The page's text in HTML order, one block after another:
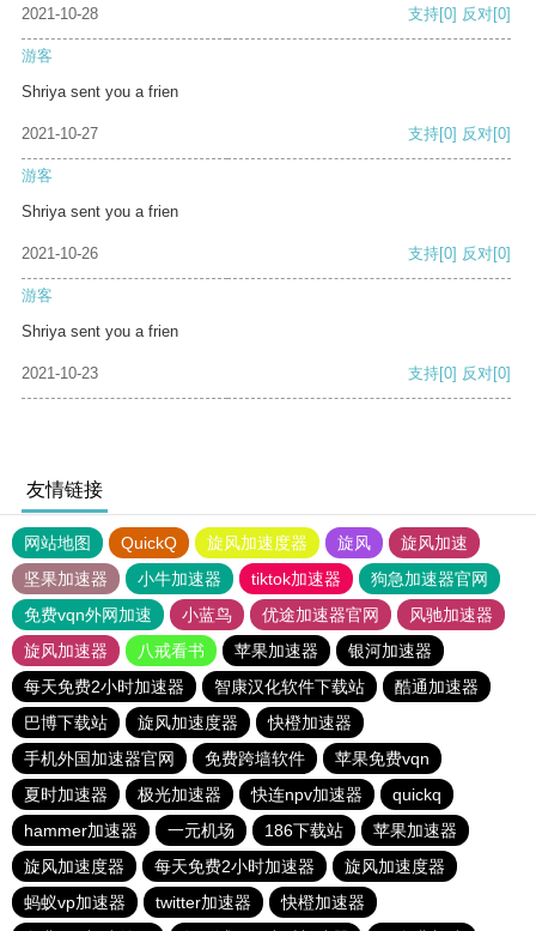
2021-10-28 支持[0] 反对[0]
游客
Shriya sent you a frien
2021-10-27 支持[0] 反对[0]
游客
Shriya sent you a frien
2021-10-26 支持[0] 反对[0]
游客
Shriya sent you a frien
2021-10-23 支持[0] 反对[0]
友情链接
网站地图 QuickQ 旋风加速度器 旋风
旋风加速
坚果加速器
小牛加速器 tiktok加速器
狗急加速器官网
免费vqn外网加速
小蓝鸟 优途加速器官网
风驰加速器
旋风加速器
八戒看书 苹果加速器
银河加速器
每天免费2小时加速器
智康汉化软件下载站
酷通加速器
巴博下载站
旋风加速度器
快橙加速器
手机外国加速器官网
免费跨墙软件
苹果免费vqn
夏时加速器
极光加速器 快连npv加速器
quickq
hammer加速器
一元机场 186下载站
苹果加速器
旋风加速度器
每天免费2小时加速器
旋风加速度器
蚂蚁vp加速器
twitter加速器
快橙加速器